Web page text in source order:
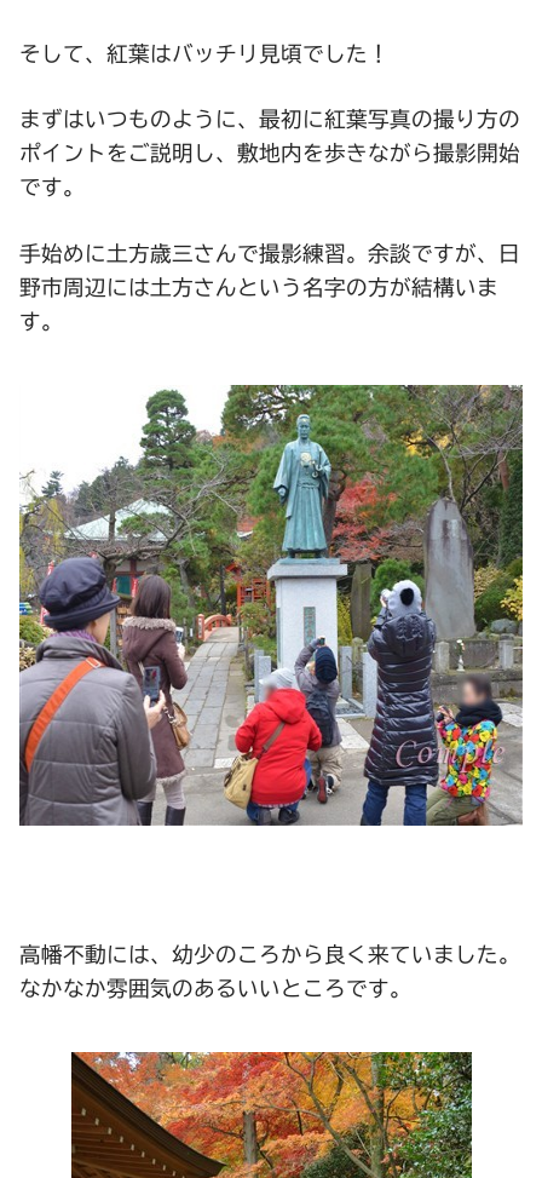
そして、紅葉はバッチリ見頃でした！
まずはいつものように、最初に紅葉写真の撮り方の
ポイントをご説明し、敷地内を歩きながら撮影開始
です。
手始めに土方歳三さんで撮影練習。余談ですが、日
野市周辺には土方さんという名字の方が結構いま
す。
高幡不動には、幼少のころから良く来ていました。
なかなか雰囲気のあるいいところです。